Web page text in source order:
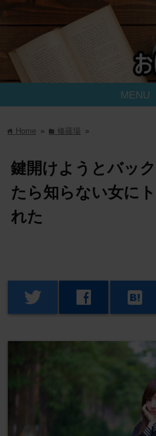
MENU
home Home » folder修羅場 »
鍵開けようとバッ
たら知らない女に
れた
twitter facebook hatenabookmark